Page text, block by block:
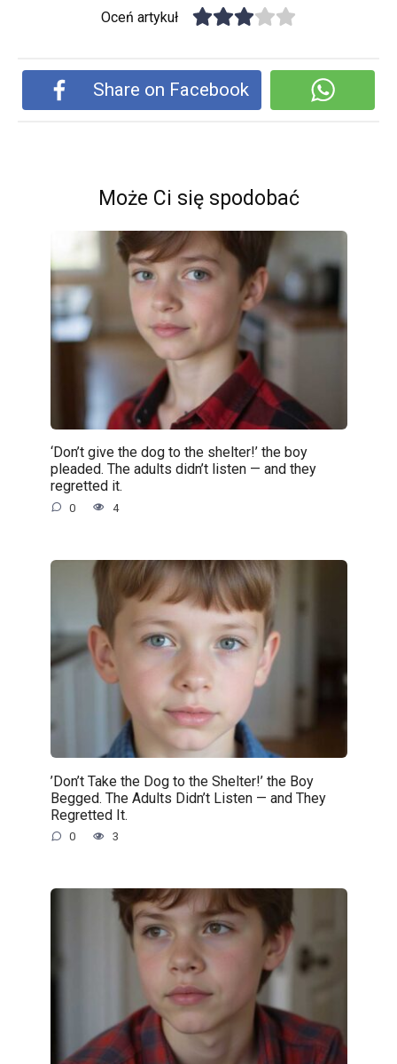
Oceń artykuł
Share on Facebook
Może Ci się spodobać
‘Don’t give the dog to the shelter!’ the boy
pleaded. The adults didn’t listen — and they
regretted it.
0 4
’Don’t Take the Dog to the Shelter!’ the Boy
Begged. The Adults Didn’t Listen — and They
Regretted It.
0 3